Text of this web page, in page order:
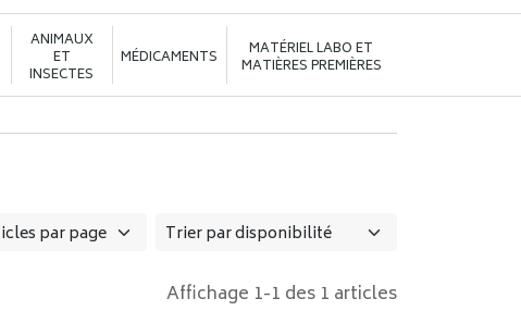
ANIMAUX
ET
INSECTES
MÉDICAMENTS MATÉRIEL LABO ET
MATIÈRES PREMIÈRES
Affichage 1-1 des 1 articles